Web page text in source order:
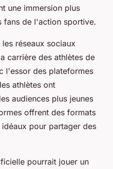
une immersion plus
fans de l'action sportive.
réseaux sociaux
carrière des athlètes de
l'essor des plateformes
athlètes ont
audiences plus jeunes
offrent des formats
pour partager des
pourrait jouer un